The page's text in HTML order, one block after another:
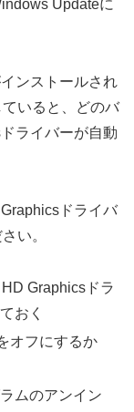
Updateに
ンストールされ
いると、どのバ
ライバーが自動
ドライバ
い。
Graphicsドラ
おく
オフにするか
ムのアンイン